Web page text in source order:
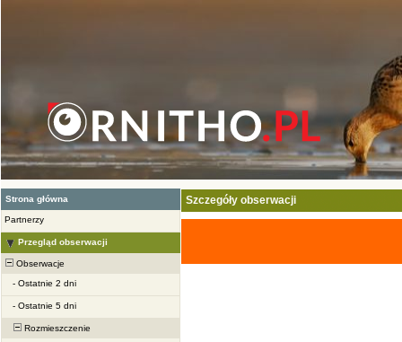
Strona główna
Partnerzy
Przegląd obserwacji
Obserwacje
- Ostatnie 2 dni
- Ostatnie 5 dni
Rozmieszczenie
Szczegóły obserwacji